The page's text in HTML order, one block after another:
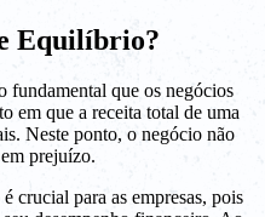
Equilíbrio?
que os negócios
em que a receita total de uma
Neste ponto, o negócio não
prejuízo.
crucial para as empresas, pois